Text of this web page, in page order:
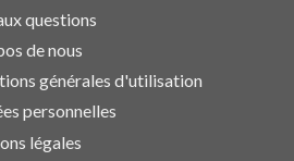
questions
de nous
générales d'utilisation
personnelles
légales